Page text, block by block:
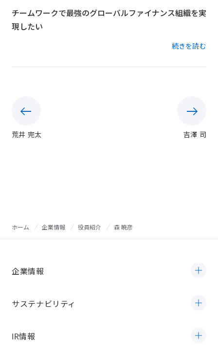
チームワークで最強のグローバルファイナンス組織を実
現したい
続きを読む
荒井 完太 吉澤 司
ホーム 企業情報 役員紹介 森 暁彦
企業情報
サステナビリティ
IR情報